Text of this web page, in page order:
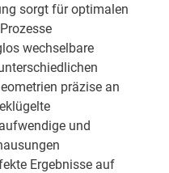
sorgt für optimalen
wechselbare
präzise an
und
Ergebnisse auf